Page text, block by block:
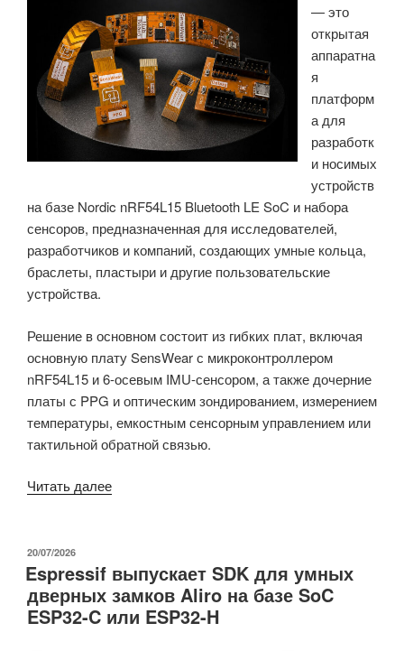
платформу
«устройство-
облако-
телефон»»
— это
открытая
аппаратна
я
платформ
а для
разработк
и носимых
устройств
на базе Nordic nRF54L15 Bluetooth LE SoC и набора
сенсоров, предназначенная для исследователей,
разработчиков и компаний, создающих умные кольца,
браслеты, пластыри и другие пользовательские
устройства.
Решение в основном состоит из гибких плат, включая
основную плату SensWear с микроконтроллером
nRF54L15 и 6-осевым IMU-сенсором, а также дочерние
платы с PPG и оптическим зондированием, измерением
температуры, емкостным сенсорным управлением или
тактильной обратной связью.
Читать далее«SensWear
платформа
для
разработки
ОПУБЛИКОВАНО
20/07/2026
Espressif выпускает SDK для умных
дверных замков Aliro на базе SoC
ESP32-C или ESP32-H